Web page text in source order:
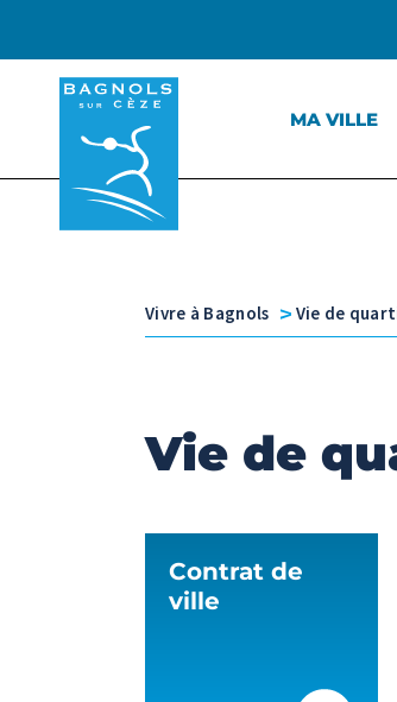
MA VILLE
Vivre à Bagnols vVie de
Vie de
Contrat de
ville